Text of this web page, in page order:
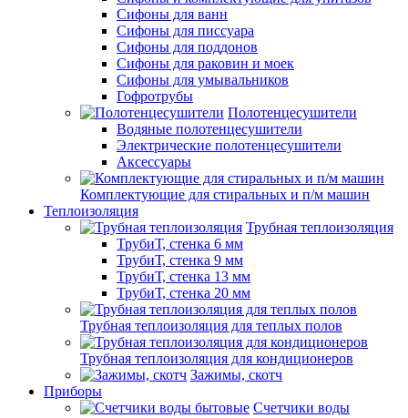
Сифоны для ванн
Сифоны для писсуара
Сифоны для поддонов
Сифоны для раковин и моек
Сифоны для умывальников
Гофротрубы
Полотенцесушители
Водяные полотенцесушители
Электрические полотенцесушители
Аксессуары
Комплектующие для стиральных и п/м машин
Теплоизоляция
Трубная теплоизоляция
ТрубиТ, стенка 6 мм
ТрубиТ, стенка 9 мм
ТрубиТ, стенка 13 мм
ТрубиТ, стенка 20 мм
Трубная теплоизоляция для теплых полов
Трубная теплоизоляция для кондиционеров
Зажимы, скотч
Приборы
Счетчики воды